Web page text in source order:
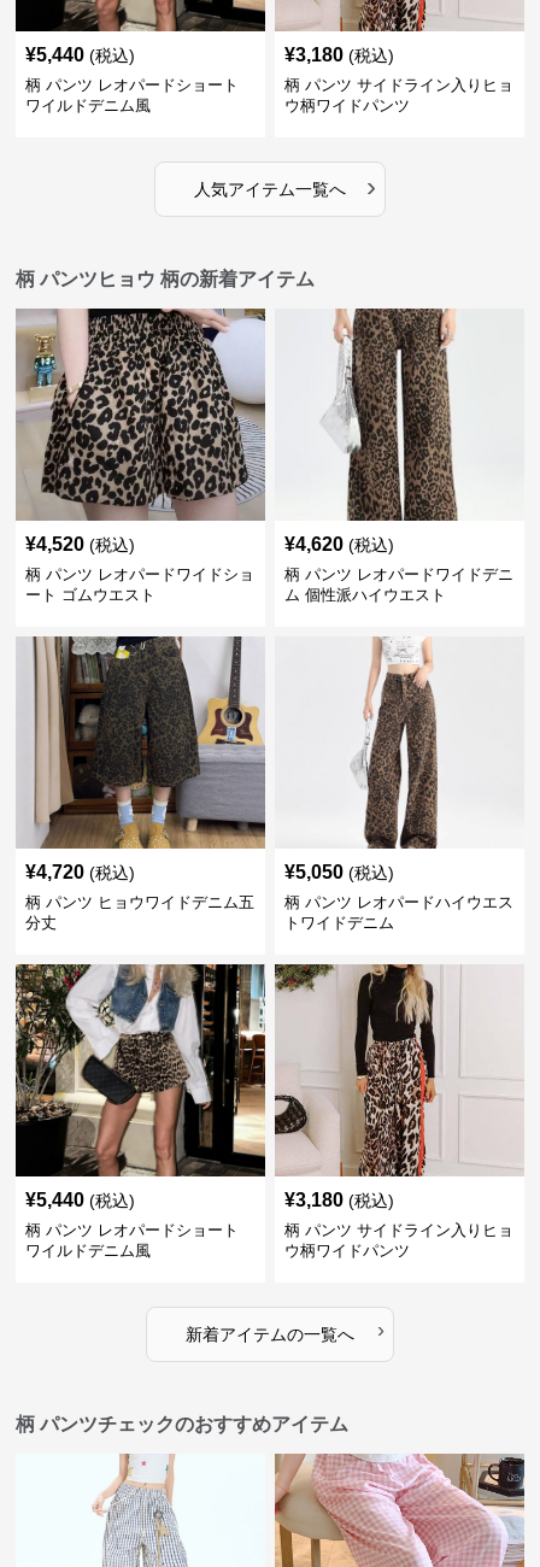
¥5,440 (税込)
柄 パンツ レオパードショート
ワイルドデニム風
¥3,180 (税込)
柄 パンツ サイドライン入りヒョ
ウ柄ワイドパンツ
人気アイテム一覧へ ›
柄 パンツヒョウ 柄の新着アイテム
¥4,520 (税込)
柄 パンツ レオパードワイドショ
ート ゴムウエスト
¥4,620 (税込)
柄 パンツ レオパードワイドデニ
ム 個性派ハイウエスト
¥4,720 (税込)
柄 パンツ ヒョウワイドデニム五
分丈
¥5,050 (税込)
柄 パンツ レオパードハイウエス
トワイドデニム
¥5,440 (税込)
柄 パンツ レオパードショート
ワイルドデニム風
¥3,180 (税込)
柄 パンツ サイドライン入りヒョ
ウ柄ワイドパンツ
新着アイテムの一覧へ ›
柄 パンツチェックのおすすめアイテム